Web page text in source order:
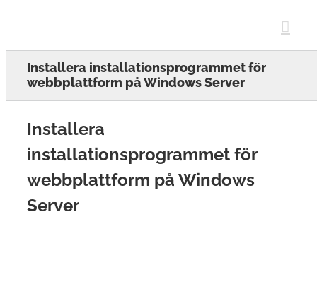
Installera installationsprogrammet för
webbplattform på Windows Server
Installera
installationsprogrammet för
webbplattform på Windows
Server